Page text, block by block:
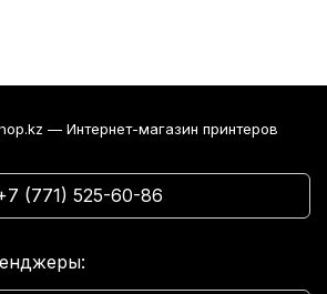
— Интернет-магазин принтеров
(771) 525-60-86